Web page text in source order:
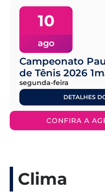
10
ago
Campeonato
de Tênis 2026
segunda-feira
DETALHES
CONFIRA A
Clima